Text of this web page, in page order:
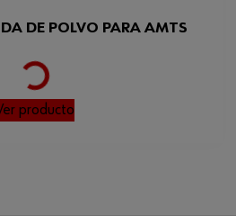
DE POLVO PARA AMTS
Loading...
producto